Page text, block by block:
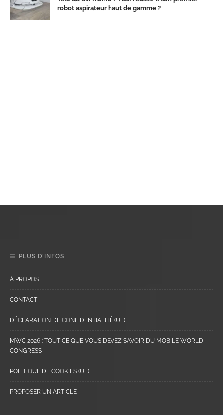
robot aspirateur haut de gamme ?
PLUS D’INFOS
À PROPOS
CONTACT
DÉCLARATION DE CONFIDENTIALITÉ (UE)
MWC 2026 : TOUT CE QUE VOUS DEVEZ SAVOIR DU MOBILE WORLD
CONGRESS
POLITIQUE DE COOKIES (UE)
PROPOSER UN ARTICLE